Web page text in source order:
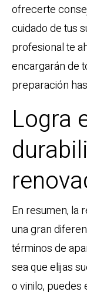
ofrecerte
cuidado de tus
profesional te
encargarán de
preparación
Logra
En resumen, la
una gran
términos de
sea que elijas
o vinilo,